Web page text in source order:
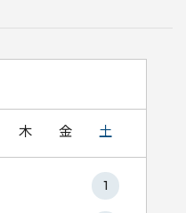
木 金 土
1